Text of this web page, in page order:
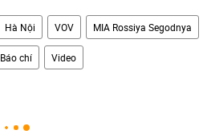
Hà Nội VOV MIA Rossiya Segodnya
chí Video